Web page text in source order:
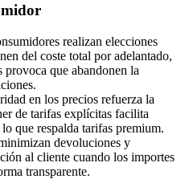
realizan elecciones
del coste total por adelantado,
que abandonen la
en los precios refuerza la
de tarifas explícitas facilita
que respalda tarifas premium.
devoluciones y
al cliente cuando los importes
transparente.